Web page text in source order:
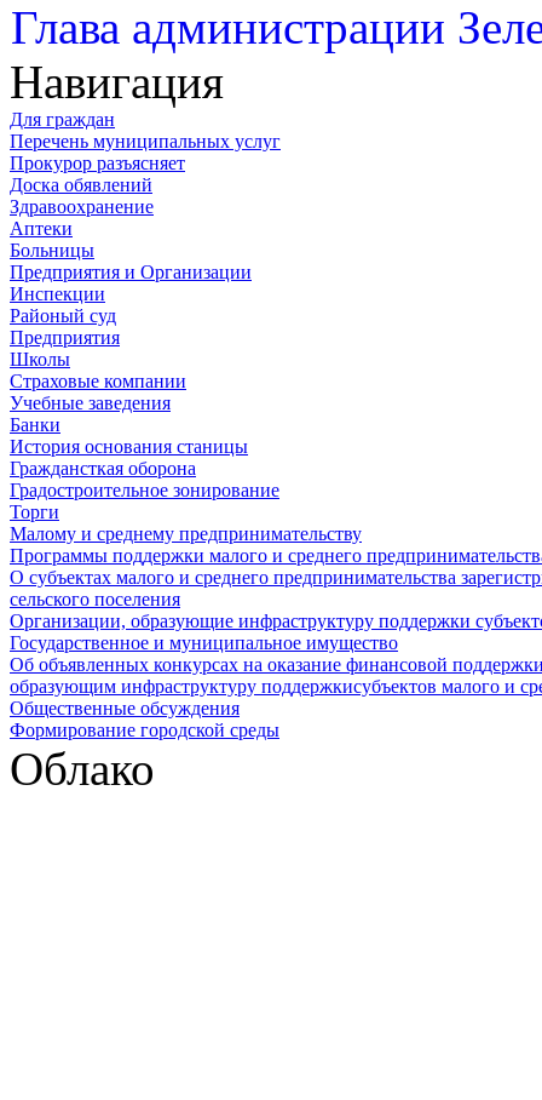
Глава администрации
Навигация
Для граждан
Перечень муниципальных услуг
Прокурор разъясняет
Доска обявлений
Здравоохранение
Аптеки
Больницы
Предприятия и Организации
Инспекции
Районый суд
Предприятия
Школы
Страховые компании
Учебные заведения
Банки
История основания станицы
Граждансткая оборона
Градостроительное зонирование
Торги
Малому и среднему предпринимательству
Программы поддержки малого и среднего
О субъектах малого и среднего предпринимательства
сельского поселения
Организации, образующие инфраструктуру поддержки
Государственное и муниципальное имущество
Об объявленных конкурсах на оказание финансовой
образующим инфраструктуру поддержкисубъектов малого и
Общественные обсуждения
Формирование городской среды
Облако